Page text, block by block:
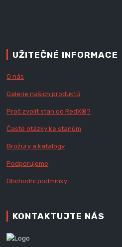
UŽITEČNÉ INFORMACE
O nás
Galerie našich produktů
Proč zvolit stan od RedX®?
Časté otázky ke stanům
Brožury a katalogy
Podporujeme
Obchodní podmínky
KONTAKTUJTE NÁS